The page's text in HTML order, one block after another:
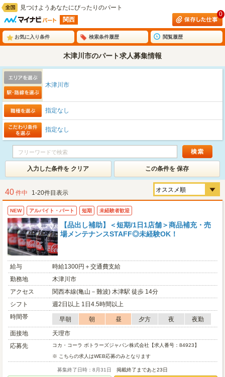
見つけようあなたにぴったりのパート
関西
0
お気に入り条件 検索条件履歴 閲覧履歴
木津川市のパート求人募集情報
木津川市
指定なし
指定なし
入力した条件を クリア この条件を 保存
40 件中 1-20件目表示
NEW アルバイト・パート 短期 未経験者歓迎
【品出し補助】＜短期/1日1店舗＞商品補充・売
場メンテナンスSTAFF◎未経験OK！
給与
時給1300円＋交通費支給
勤務地
木津川市
アクセス
関西本線(亀山－難波) 木津駅 徒歩 14分
シフト
週2日以上 1日4.5時間以上
時間帯
早朝 朝 昼 夕方 夜
夜勤
面接地
天理市
応募先
コカ・コーラ ボトラーズジャパン株式会社【求人番号：84923】
※ こちらの求人はWEB応募のみとなります
募集終了日時：8月31日 掲載終了まであと23日